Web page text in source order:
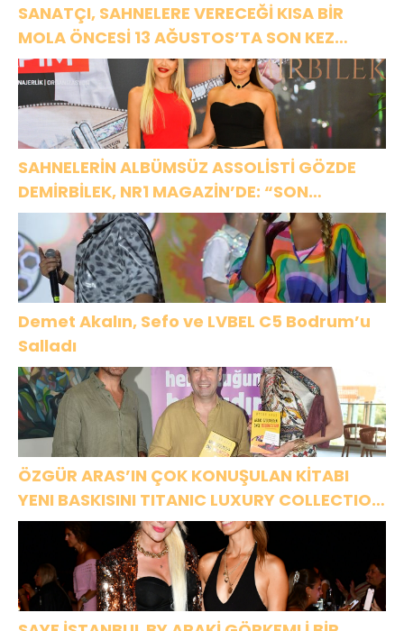
SANATÇI, SAHNELERE VERECEĞİ KISA BİR
MOLA ÖNCESİ 13 AĞUSTOS’TA SON KEZ
HARBİYE’DE OLACAK!
SAHNELERİN ALBÜMSÜZ ASSOLİSTİ GÖZDE
DEMİRBİLEK, NR1 MAGAZİN’DE: “SON
ASSOLİST OLARAK VAR OLACAĞIM!”
Demet Akalın, Sefo ve LVBEL C5 Bodrum’u
Salladı
ÖZGÜR ARAS’IN ÇOK KONUŞULAN KİTABI
YENI BASKISINI TITANIC LUXURY COLLECTION
BODRUM’DA KUTLADI